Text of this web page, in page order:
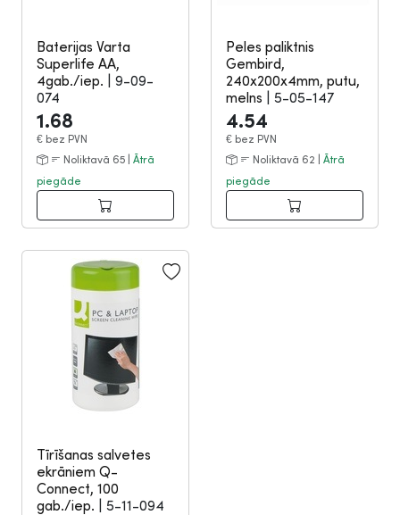
Baterijas Varta
Superlife AA,
4gab./iep.
9-09-
074
1.68
€ bez PVN
Noliktavā 65 | Ātrā
piegāde
Peles paliktnis
Gembird,
240x200x4mm, putu,
melns
5-05-147
4.54
€ bez PVN
Noliktavā 62 | Ātrā
piegāde
Tīrīšanas salvetes
ekrāniem Q-
Connect, 100
gab./iep.
5-11-094